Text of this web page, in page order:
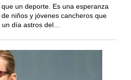
un deporte. Es una esperanza
niños y jóvenes cancheros que
día astros del…